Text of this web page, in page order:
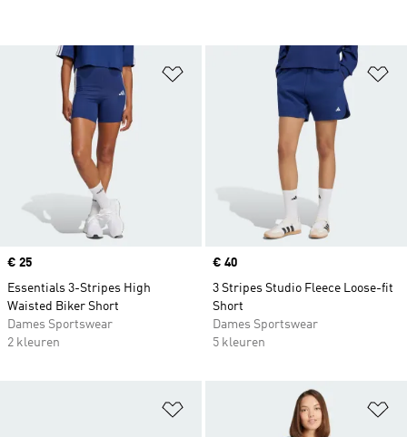
Op verlanglijst zetten
Price
€ 25
Essentials 3-Stripes High
Waisted Biker Short
Dames Sportswear
2 kleuren
Price
€ 40
3 Stripes Studio Fleece Loose-fit
Short
Dames Sportswear
5 kleuren
Op verlanglijst zetten